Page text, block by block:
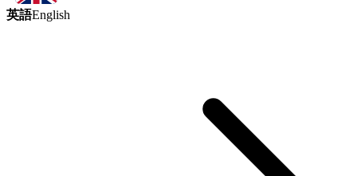
英語English